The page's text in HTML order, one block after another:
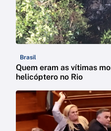
Brasil
Quem eram as vítimas
helicóptero no Rio